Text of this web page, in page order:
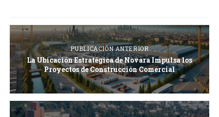
PUBLICACIÓN ANTERIOR
La Ubicación Estratégica de Novara Impulsa los
Proyectos de Construcción Comercial